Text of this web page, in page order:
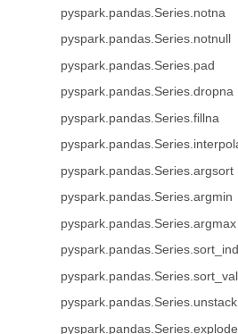
pyspark.pandas.Series.notna
pyspark.pandas.Series.notnull
pyspark.pandas.Series.pad
pyspark.pandas.Series.dropna
pyspark.pandas.Series.fillna
pyspark.pandas.Series.argsort
pyspark.pandas.Series.argmin
pyspark.pandas.Series.argmax
pyspark.pandas.Series.unstack
pyspark.pandas.Series.explode